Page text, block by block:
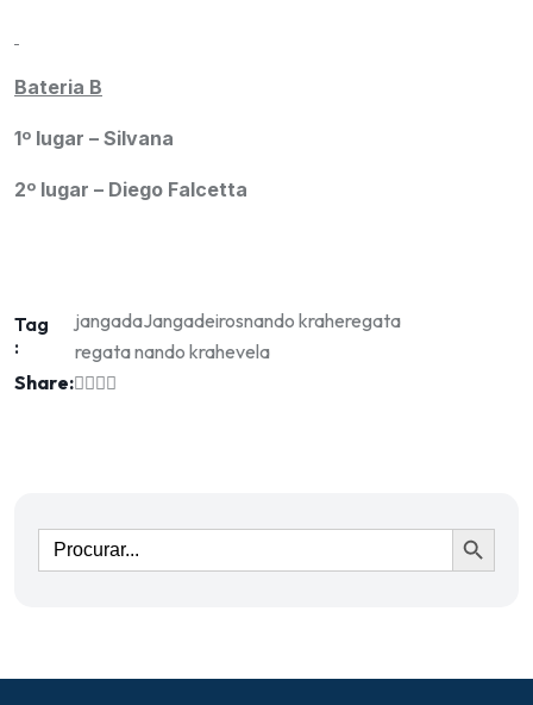
Bateria B
1º lugar – Silvana
2º lugar – Diego Falcetta
Tag
:
jangadaJangadeirosnando kraheregata
regata nando krahevela
Share:
Ir